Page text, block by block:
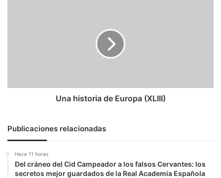
Una historia de Europa (XLIII)
Publicaciones relacionadas
Hace 11 horas
Del cráneo del Cid Campeador a los falsos Cervantes: los
secretos mejor guardados de la Real Academia Española